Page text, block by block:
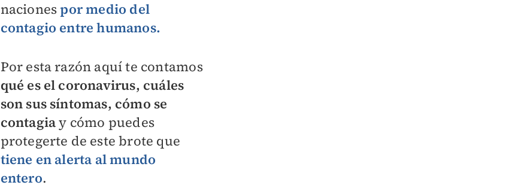
nacionespor medio del
contagio entre humanos.
Por esta razón aquí te contamos
qué es el coronavirus, cuáles
son sus síntomas, cómo se
contagiay cómo puedes
protegerte de este brote que
tiene en alerta al mundo
entero.